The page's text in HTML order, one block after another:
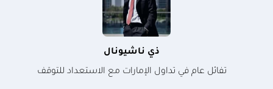
ذي ناشيونال
تفائل عام في تداول الإمارات مع الاستعداد للتوقف